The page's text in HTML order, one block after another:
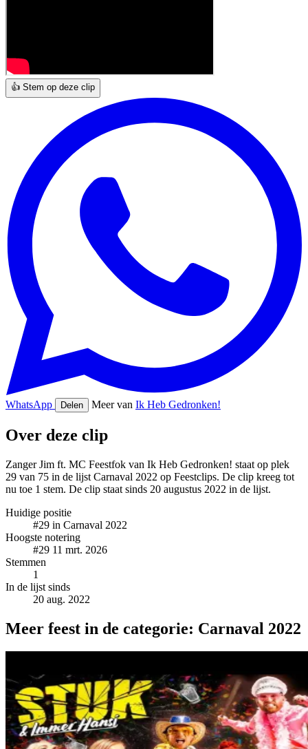
👍 Stem op deze clip
WhatsApp Delen Meer van Ik Heb Gedronken!
Over deze clip
Zanger Jim ft. MC Feestfok van Ik Heb Gedronken! staat op plek
29 van 75 in de lijst Carnaval 2022 op Feestclips. De clip kreeg tot
nu toe 1 stem. De clip staat sinds 20 augustus 2022 in de lijst.
Huidige positie
#29 in Carnaval 2022
Hoogste notering
#29 11 mrt. 2026
Stemmen
1
In de lijst sinds
20 aug. 2022
Meer feest in de categorie: Carnaval 2022